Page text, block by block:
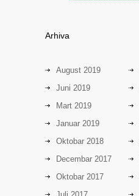
Arhiva
August 2019
Juni 2019
Mart 2019
Januar 2019
Oktobar 2018
Decembar 2017
Oktobar 2017